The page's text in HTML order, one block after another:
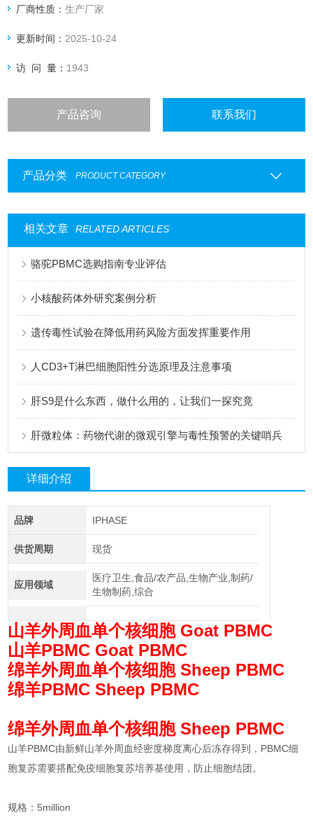
厂商性质：生产厂家
更新时间： 2025-10-24
访 问 量： 1943
产品咨询 联系我们
产品分类 PRODUCT CATEGORY
相关文章 RELATED ARTICLES
骆驼PBMC选购指南专业评估
小核酸药体外研究案例分析
遗传毒性试验在降低用药风险方面发挥重要作用
人CD3+T淋巴细胞阳性分选原理及注意事项
肝S9是什么东西，做什么用的，让我们一探究竟
肝微粒体：药物代谢的微观引擎与毒性预警的关键哨兵
详细介绍
品牌 IPHASE
供货周期 现货
应用领域
医疗卫生,食品/农产品,生物产业,制药/
生物制药,综合
山羊外周血单个核细胞 Goat PBMC
山羊PBMC Goat PBMC
绵羊外周血单个核细胞 Sheep PBMC
绵羊PBMC Sheep PBMC
绵羊外周血单个核细胞 Sheep PBMC
山羊PBMC由新鲜山羊外周血经密度梯度离心后冻存得到，PBMC细
胞复苏需要搭配免疫细胞复苏培养基使用，防止细胞结团。
规格：5million